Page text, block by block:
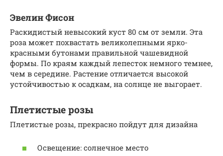
Эвелин Фисон
Раскидистый невысокий куст 80 см от земли. Эта
роза может похвастать великолепными ярко-
красными бутонами правильной чашевидной
формы. По краям каждый лепесток немного темнее,
чем в середине. Растение отличается высокой
устойчивостью к осадкам, на солнце не выгорает.
Плетистые розы
Плетистые розы, прекрасно пойдут для дизайна
Освещение: солнечное место